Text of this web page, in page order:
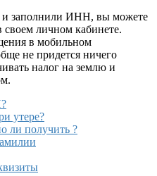
и заполнили ИНН, вы можете
своем личном кабинете.
в мобильном
не придется ничего
налог на землю и
утере?
получить ?